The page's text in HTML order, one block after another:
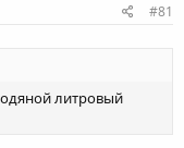
#81
литровый